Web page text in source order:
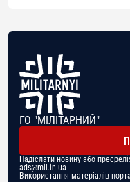
ГО "МІЛІТАРНИЙ"
Надіслати новину або
ads@mil.in.ua
Використання матеріалів